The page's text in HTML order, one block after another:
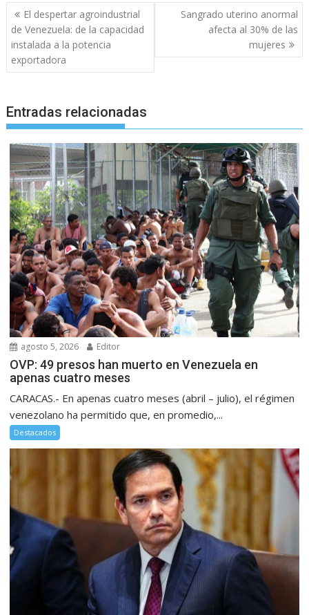
Navegación
de
entradas
El despertar agroindustrial
de Venezuela: de la capacidad
instalada a la potencia
exportadora
Sangrado uterino anormal
afecta al 30% de las
mujeres
Entradas relacionadas
agosto 5, 2026 Editor
OVP: 49 presos han muerto en Venezuela en
apenas cuatro meses
CARACAS.- En apenas cuatro meses (abril – julio), el régimen
venezolano ha permitido que, en promedio,...
Destacados